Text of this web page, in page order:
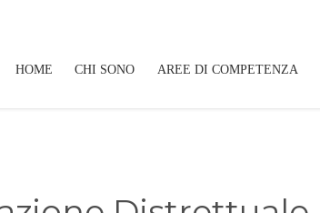
HOME CHI SONO AREE DI COMPETENZA